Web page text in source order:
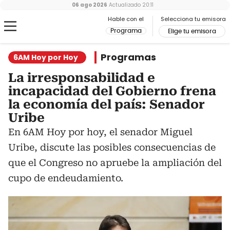
Hable con el
Programa
Selecciona tu emisora
Elige tu emisora
06 ago 2026 Actualizado 20:11
6AM Hoy por Hoy Programas
La irresponsabilidad e
incapacidad del Gobierno frena
la economía del país: Senador
Uribe
En 6AM Hoy por hoy, el senador Miguel
Uribe, discute las posibles consecuencias de
que el Congreso no apruebe la ampliación del
cupo de endeudamiento.